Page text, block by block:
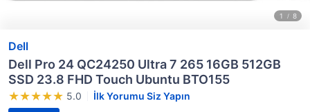
Dell
Dell Pro 24 QC24250 Ultra 7 265 16GB 512GB
SSD 23.8 FHD Touch Ubuntu BTO155
5.0
İlk Yorumu Siz Yapın